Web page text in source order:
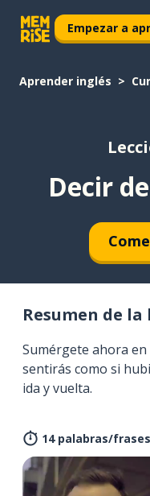
Empezar a
Aprender inglés
Decir
Resumen de la
Sumérgete ahora
sentirás como si
ida y vuelta.
14 palabras/